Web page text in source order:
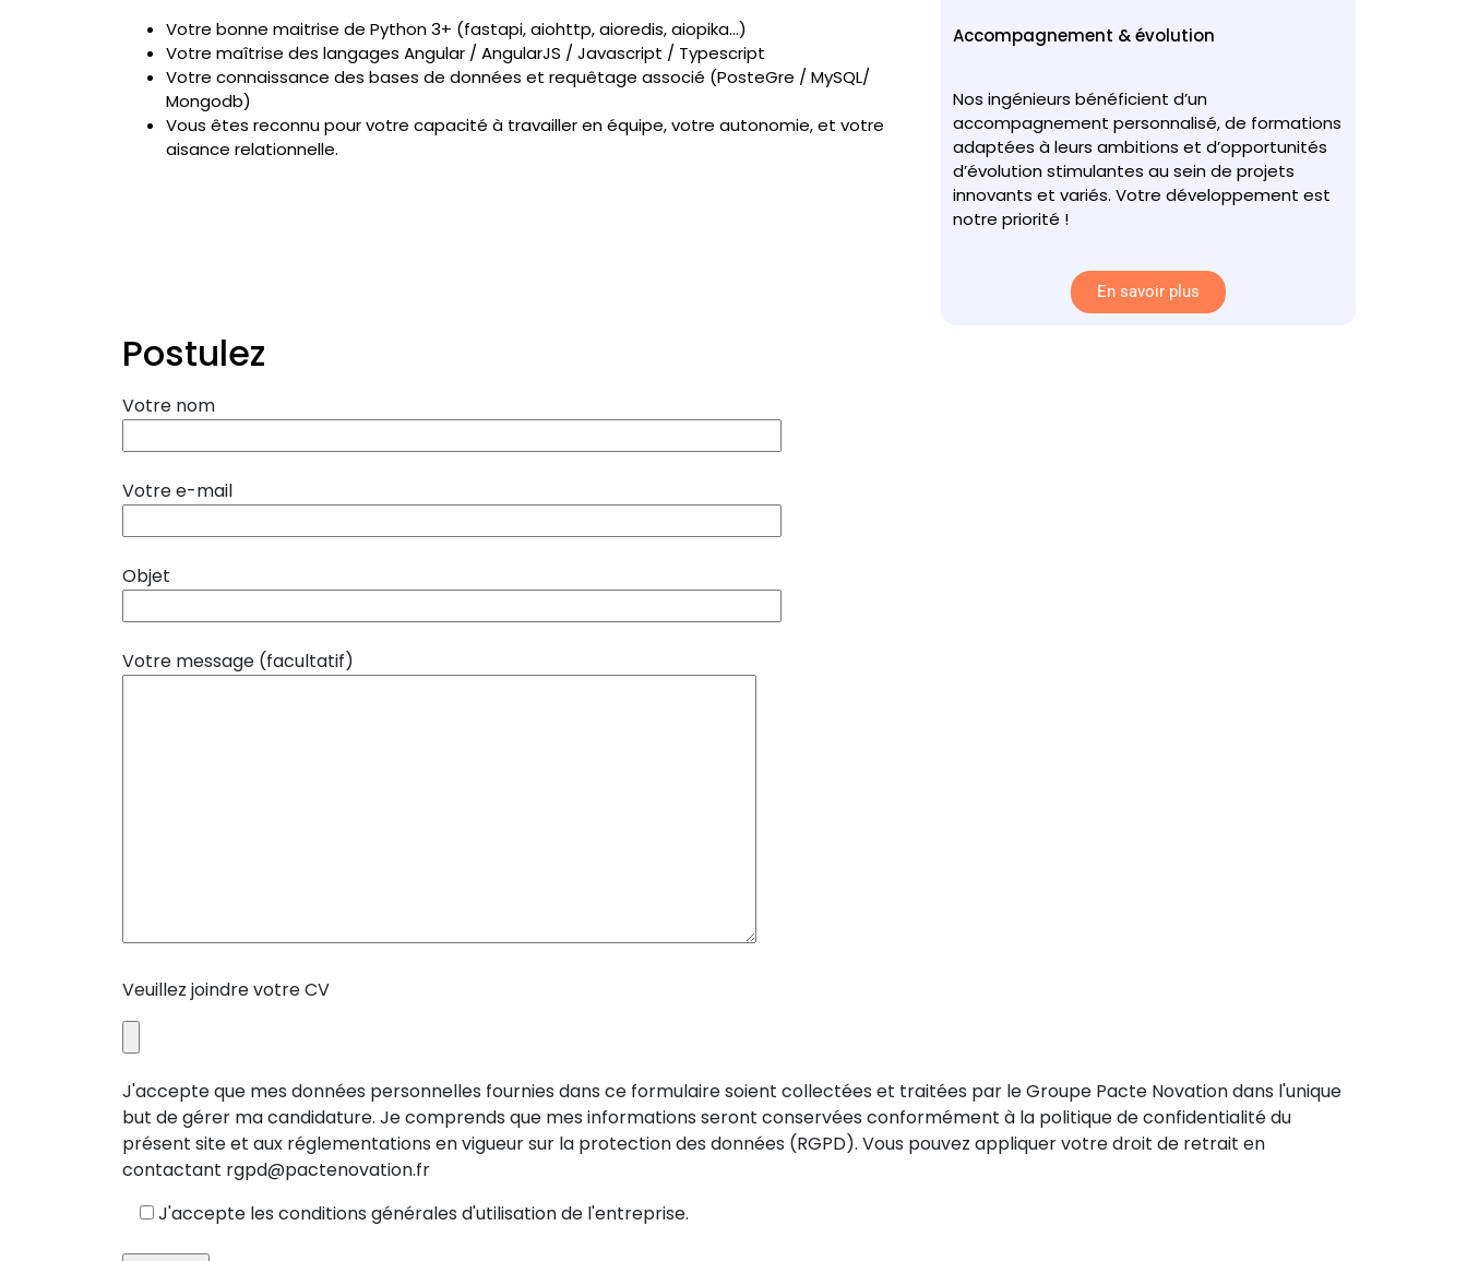
Votre bonne maitrise de Python 3+ (fastapi, aiohttp, aioredis, aiopika…)
Votre maîtrise des langages Angular / AngularJS / Javascript / Typescript
Votre connaissance des bases de données et requêtage associé (PosteGre / MySQL/
Mongodb)
Vous êtes reconnu pour votre capacité à travailler en équipe, votre autonomie, et votre
aisance relationnelle.
Accompagnement & évolution
Nos ingénieurs bénéficient d’un
accompagnement personnalisé, de formations
adaptées à leurs ambitions et d’opportunités
d’évolution stimulantes au sein de projets
innovants et variés. Votre développement est
notre priorité !
En savoir plus
Postulez
Votre nom
Votre e-mail
Objet
Votre message (facultatif)
Veuillez joindre votre CV
J'accepte que mes données personnelles fournies dans ce formulaire soient collectées et traitées par le Groupe Pacte Novation dans l'unique
but de gérer ma candidature. Je comprends que mes informations seront conservées conformément à la politique de confidentialité du
présent site et aux réglementations en vigueur sur la protection des données (RGPD). Vous pouvez appliquer votre droit de retrait en
contactant rgpd@pactenovation.fr
J'accepte les conditions générales d'utilisation de l'entreprise.